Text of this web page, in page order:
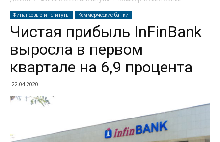
Финансовые институты Коммерческие банки
Чистая прибыль InFinBank
выросла в первом
квартале на 6,9 процента
22.04.2020